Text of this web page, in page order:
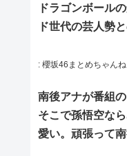
ドラゴンボール
ド世代の芸人勢
: 櫻坂46まとめちゃん
南後アナが番組
そこで孫悟空な
愛い。頑張って南